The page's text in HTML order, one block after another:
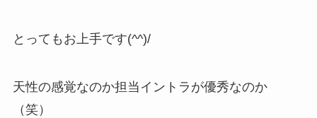
とってもお上手です(^^)/
天性の感覚なのか担当イントラが優秀なのか
（笑）